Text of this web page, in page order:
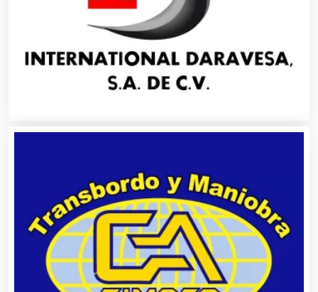
Asociaciones Empresariales
Audio, Sonido e Iluminación
Automatización
Automóviles Nuevos y Usados